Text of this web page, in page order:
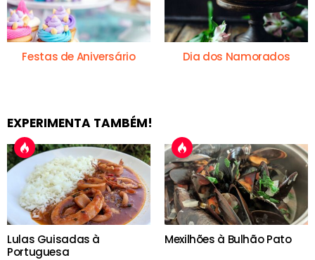
Festas de Aniversário Dia dos Namorados
EXPERIMENTA TAMBÉM!
Lulas Guisadas à
Portuguesa
Mexilhões à Bulhão Pato